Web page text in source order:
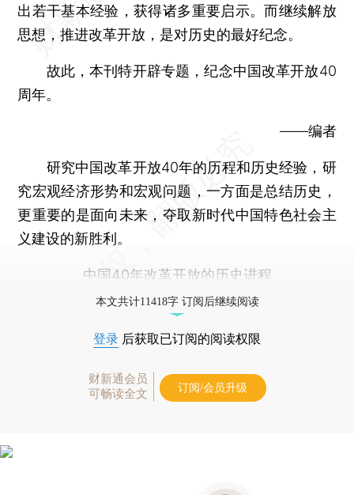
出若干基本经验，获得诸多重要启示。而继续解放
思想，推进改革开放，是对历史的最好纪念。
故此，本刊特开辟专题，纪念中国改革开放40
周年。
——编者
研究中国改革开放40年的历程和历史经验，研
究宏观经济形势和宏观问题，一方面是总结历史，
更重要的是面向未来，夺取新时代中国特色社会主
义建设的新胜利。
中国40年改革开放的历史进程
本文共计11418字 订阅后继续阅读
登录 后获取已订阅的阅读权限
财新通会员
可畅读全文
订阅/会员升级